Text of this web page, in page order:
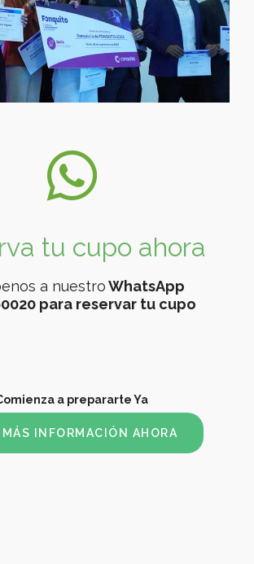
tu cupo ahora
a nuestroWhatsApp
para reservar tu cupo
a prepararte Ya
MÁS INFORMACIÓN AHORA